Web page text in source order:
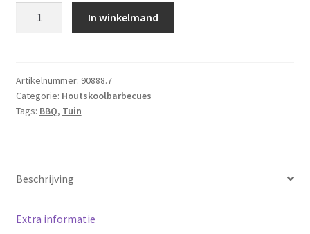
35x25
cm
aantal
In winkelmand
Artikelnummer: 90888.7
Categorie: Houtskoolbarbecues
Tags: BBQ, Tuin
Beschrijving
Extra informatie